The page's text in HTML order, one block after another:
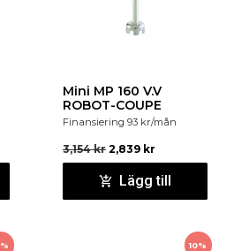
Mini MP 160 V.V
ROBOT-COUPE
Finansiering 93 kr/mån
3,154kr 2,839 kr
Lägg till
10%